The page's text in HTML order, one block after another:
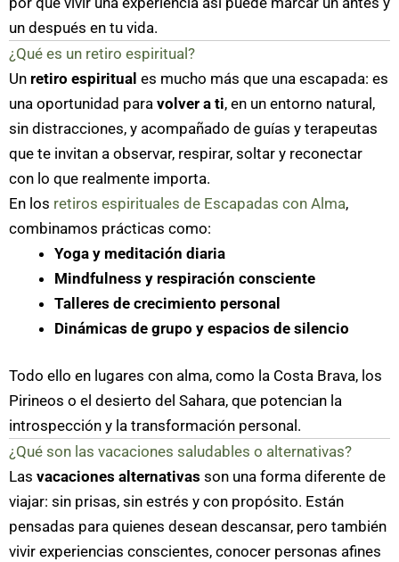
un después en tu vida.
¿Qué es un retiro espiritual?
Un retiro espiritual es mucho más que una escapada: es
una oportunidad para volver a ti, en un entorno natural,
sin distracciones, y acompañado de guías y terapeutas
que te invitan a observar, respirar, soltar y reconectar
con lo que realmente importa.
En los retiros espirituales de Escapadas con Alma,
combinamos prácticas como:
Yoga y meditación diaria
Mindfulness y respiración consciente
Talleres de crecimiento personal
Dinámicas de grupo y espacios de silencio
Todo ello en lugares con alma, como la Costa Brava, los
Pirineos o el desierto del Sahara, que potencian la
introspección y la transformación personal.
¿Qué son las vacaciones saludables o alternativas?
Las vacaciones alternativas son una forma diferente de
viajar: sin prisas, sin estrés y con propósito. Están
pensadas para quienes desean descansar, pero también
vivir experiencias conscientes, conocer personas afines